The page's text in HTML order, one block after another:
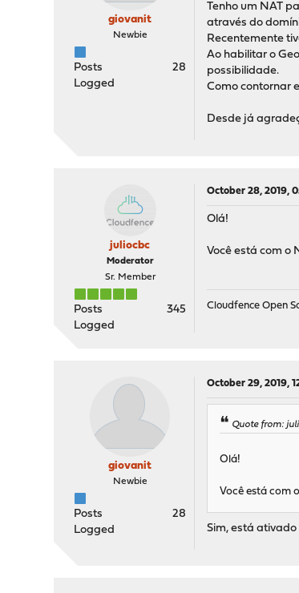
giovanit
Newbie
Posts
28
Logged
Tenho um NAT
através do
Recentemente
Ao habilitar o
possibilidade.
Como contornar
Desde já
juliocbc
Moderator
Sr. Member
Posts
345
Logged
October 28, 2019,
Olá!
Você está com o
Cloudfence Open
giovanit
Newbie
Posts
28
Logged
October 29, 2019,
Quote from:
Olá!
Você está com
Sim, está ativado